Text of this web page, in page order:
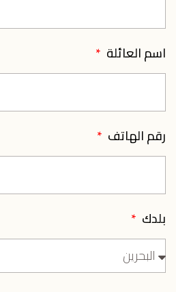
اسم العائلة
رقم الهاتف
بلدك